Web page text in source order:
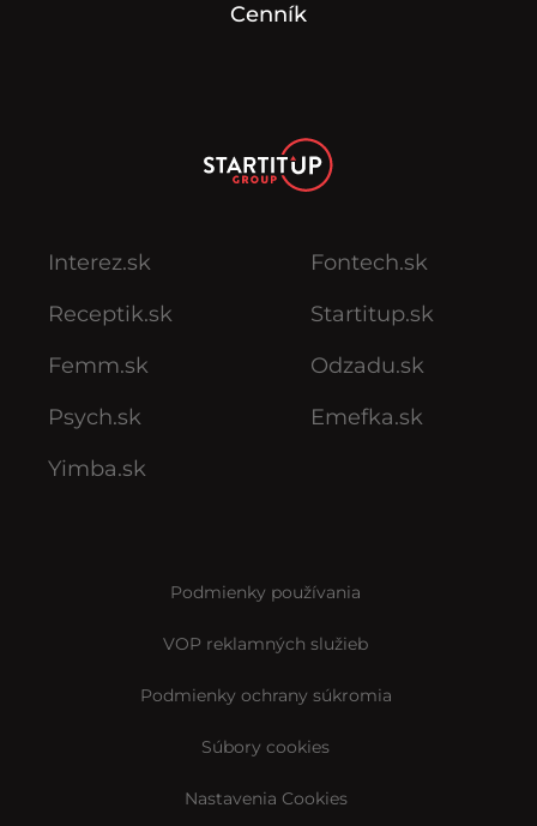
Cenník
Interez.sk
Receptik.sk
Femm.sk
Psych.sk
Yimba.sk
Fontech.sk
Startitup.sk
Odzadu.sk
Emefka.sk
Podmienky používania
VOP reklamných služieb
Podmienky ochrany súkromia
Súbory cookies
Nastavenia Cookies